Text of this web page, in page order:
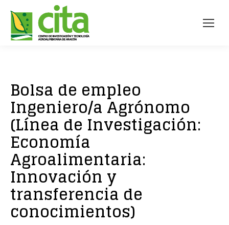
Bolsa de empleo
Ingeniero/a Agrónomo
(Línea de Investigación:
Economía
Agroalimentaria:
Innovación y
transferencia de
conocimientos)